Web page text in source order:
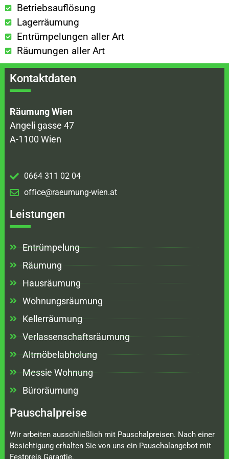
Betriebsauflösung
Lagerräumung
Entrümpelungen aller Art
Räumungen aller Art
Kontaktdaten
Räumung Wien
Angeli gasse 47
A-1100 Wien
0664 311 02 04
office@raeumung-wien.at
Leistungen
Entrümpelung
Räumung
Hausräumung
Wohnungsräumung
Kellerräumung
Verlassenschaftsräumung
Altmöbelabholung
Messie Wohnung
Büroräumung
Pauschalpreise
Wir arbeiten ausschließlich mit Pauschalpreisen. Nach einer
Besichtigung erhalten Sie von uns ein Pauschalangebot mit
Festpreis Garantie.